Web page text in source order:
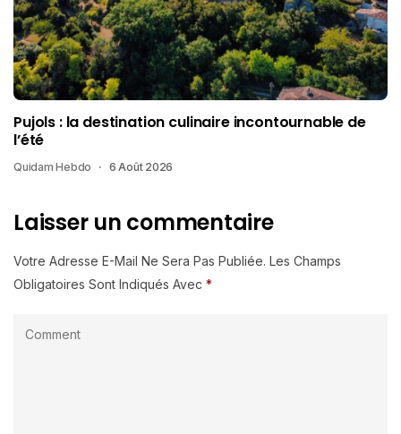
Pujols : la destination culinaire incontournable de
l’été
Quidam Hebdo 6 Août 2026
Laisser un commentaire
Votre Adresse E-Mail Ne Sera Pas Publiée. Les Champs
Obligatoires Sont Indiqués Avec *